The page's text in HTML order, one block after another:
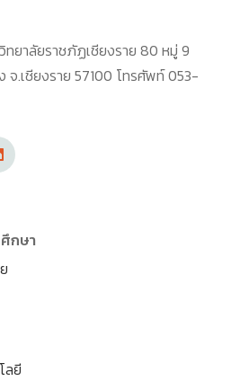
ยาลัยราชภัฏเชียงราย 80 หมู่ 9
จ.เชียงราย 57100 โทรศัพท์ 053-
กษา
ลยี